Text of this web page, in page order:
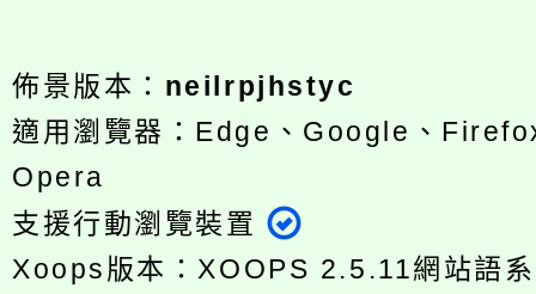
佈景版本： neilrpjhstyc
適用瀏覽器：Edge、Google、
Opera
支援行動瀏覽裝置
Xoops版本：XOOPS 2.5.11網站語